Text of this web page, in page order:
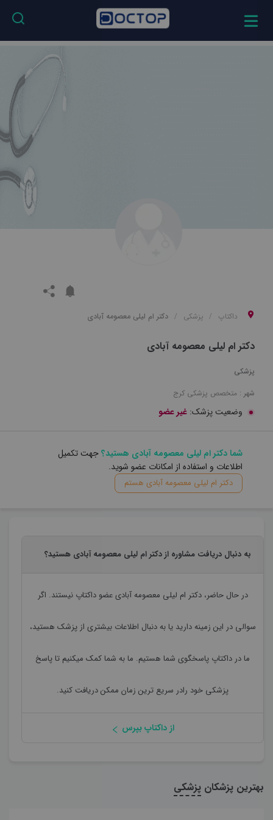
داکتاپ پزشکی دکتر ام لیلی معصومه آبادی
دکتر ام لیلی معصومه آبادی
پزشکی
شهر : متخصص پزشکی کرج
وضعیت پزشک: غیر عضو
شما دکتر ام لیلی معصومه آبادی هستید؟جهت تکمیل
اطلاعات و استفاده از امکانات عضو شوید.
دکتر ام لیلی معصومه آبادی هستم
به دنبال دریافت مشاوره از دکتر ام لیلی معصومه آبادی هستید؟
در حال حاضر،دکتر ام لیلی معصومه آبادیعضو داکتاپ نیستند. اگر
سوالی در این زمینه دارید یا به دنبال اطلاعات بیشتری از پزشک هستید،
ما در داکتاپ پاسخگوی شما هستیم. ما به شما کمک میکنیم تا پاسخ
پزشکی خود رادر سریع ترین زمان ممکن دریافت کنید.
از داکتاپ بپرس
بهترین پزشکان پزشکی